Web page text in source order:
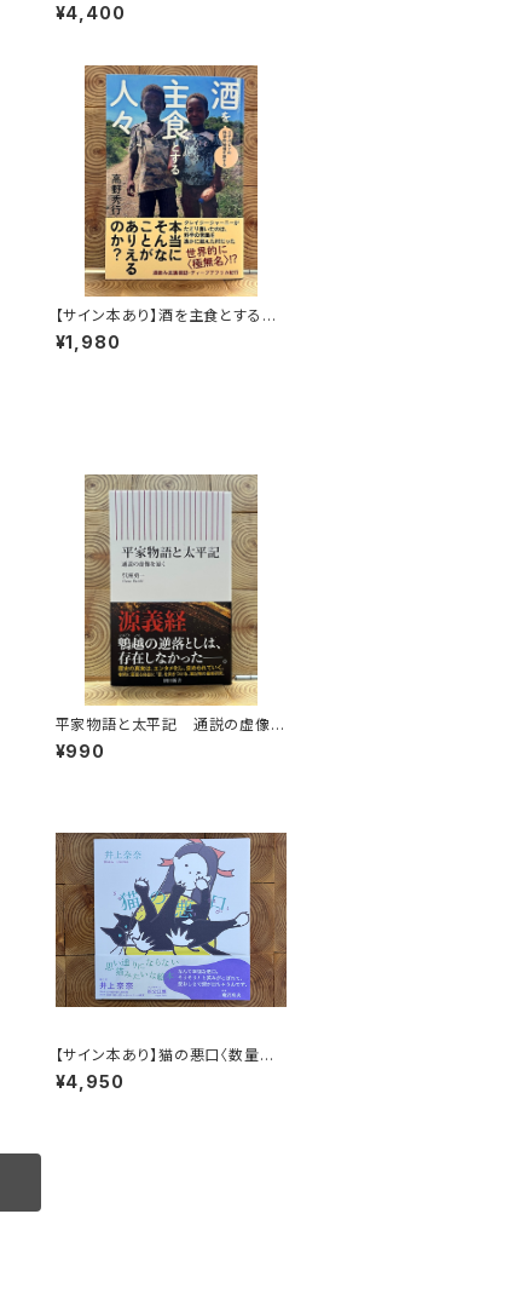
¥4,400
【サイン本あり】酒を主食とする
人々 エチオピアの科学的秘境を
旅する
¥1,980
平家物語と太平記 通説の虚像を
暴く
¥990
【サイン本あり】猫の悪口〈数量限
定・オリジナルトート付き〉
¥4,950